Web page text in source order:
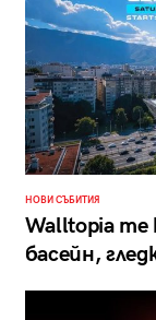
НОВИ СЪБИТИЯ
Walltopia те
басейн,